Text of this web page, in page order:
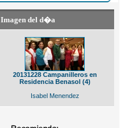
Imagen del d�a
20131228 Campanilleros en
Residencia Benasol (4)
Isabel Menendez